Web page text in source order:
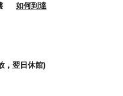
如何到達
，翌日休館)